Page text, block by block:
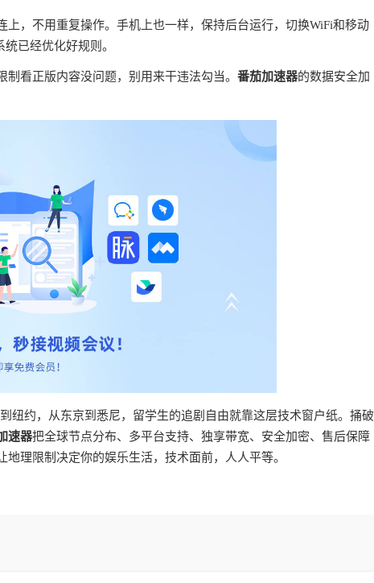
，不用重复操作。手机上也一样，保持后台运行，切换WiFi和移动
已经优化好规则。
看正版内容没问题，别用来干违法勾当。 番茄加速器的数据安全加
纽约，从东京到悉尼，留学生的追剧自由就靠这层技术窗户纸。捅破
速器把全球节点分布、多平台支持、独享带宽、安全加密、售后保障
理限制决定你的娱乐生活，技术面前，人人平等。